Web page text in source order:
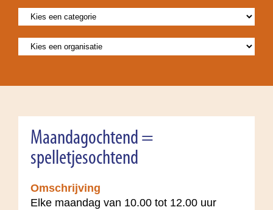
Maandagochtend =
spelletjesochtend
Omschrijving
Elke maandag van 10.00 tot 12.00 uur